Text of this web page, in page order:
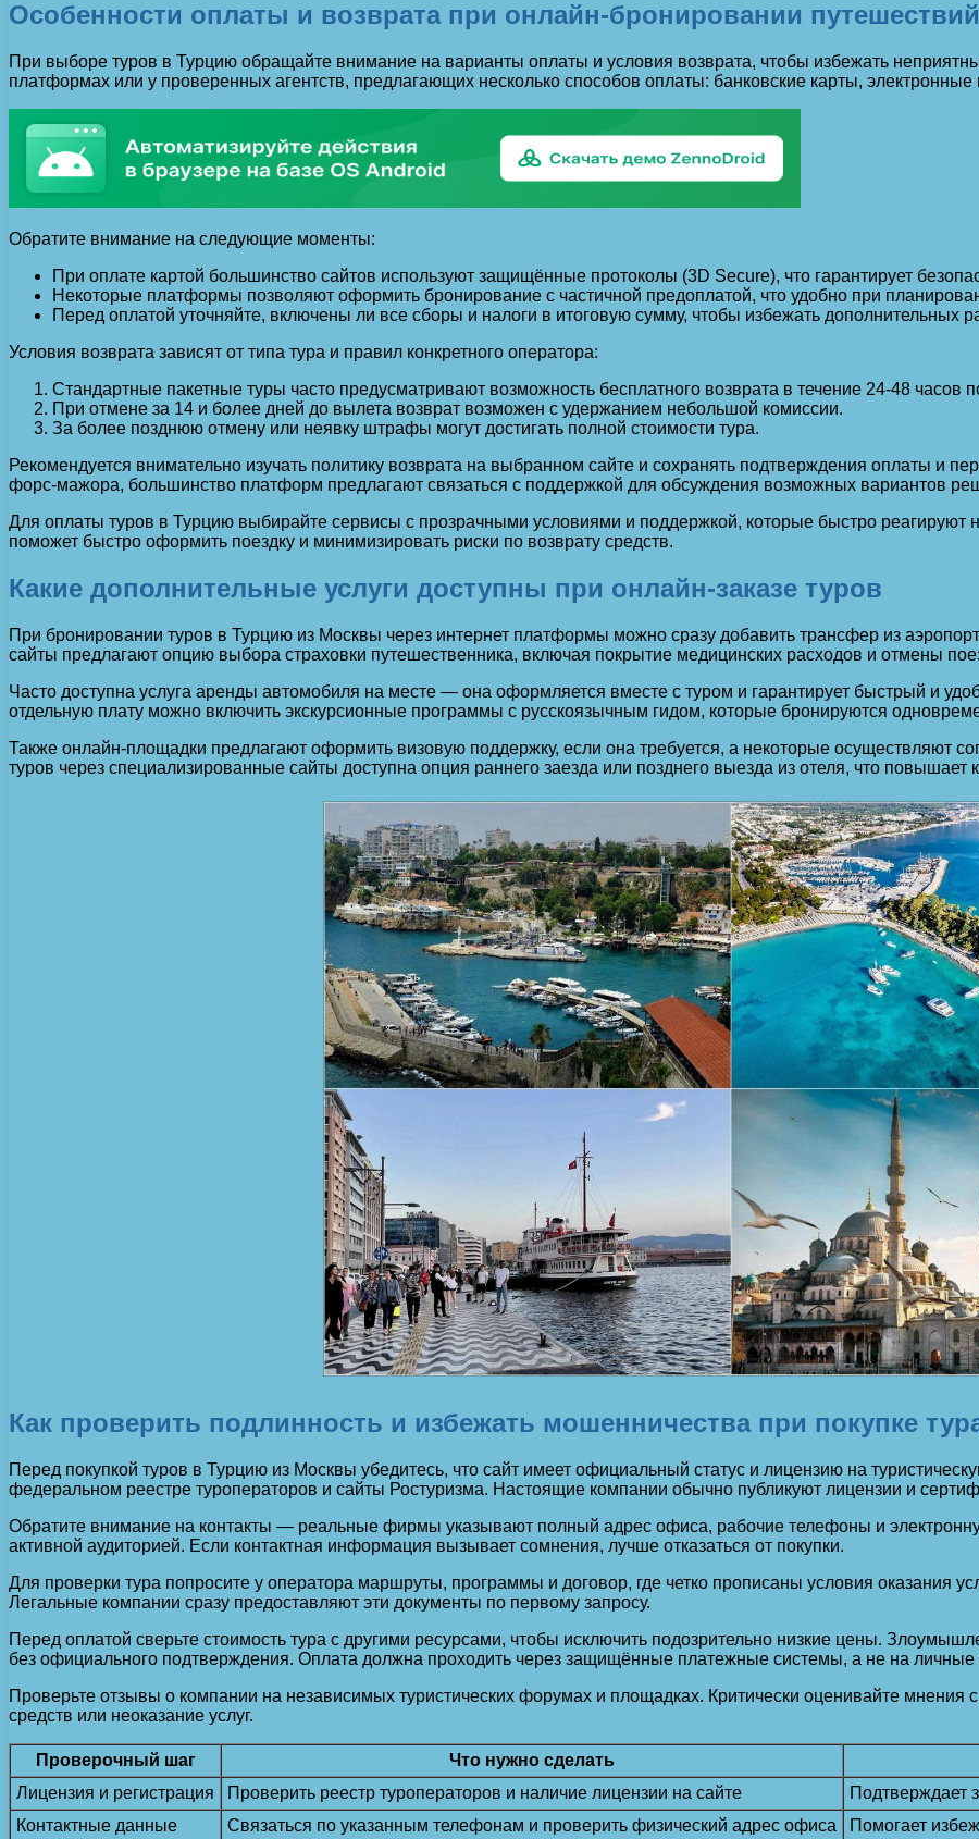
Особенности оплаты и возврата при онлайн-бронировании путешествий
При выборе туров в Турцию обращайте внимание на варианты оплаты и условия возврата, чтобы избежать
платформах или у проверенных агентств, предлагающих несколько способов оплаты: банковские карты,
Обратите внимание на следующие моменты:
При оплате картой большинство сайтов используют защищённые протоколы (3D Secure), что гарантирует
Некоторые платформы позволяют оформить бронирование с частичной предоплатой, что удобно при
Перед оплатой уточняйте, включены ли все сборы и налоги в итоговую сумму, чтобы избежать дополнительных
Условия возврата зависят от типа тура и правил конкретного оператора:
Стандартные пакетные туры часто предусматривают возможность бесплатного возврата в течение 24-48 часов
При отмене за 14 и более дней до вылета возврат возможен с удержанием небольшой комиссии.
За более позднюю отмену или неявку штрафы могут достигать полной стоимости тура.
Рекомендуется внимательно изучать политику возврата на выбранном сайте и сохранять подтверждения оплаты и
форс-мажора, большинство платформ предлагают связаться с поддержкой для обсуждения возможных вариантов
Для оплаты туров в Турцию выбирайте сервисы с прозрачными условиями и поддержкой, которые быстро реагируют
поможет быстро оформить поездку и минимизировать риски по возврату средств.
Какие дополнительные услуги доступны при онлайн-заказе туров
При бронировании туров в Турцию из Москвы через интернет платформы можно сразу добавить трансфер из
сайты предлагают опцию выбора страховки путешественника, включая покрытие медицинских расходов и отмены
Часто доступна услуга аренды автомобиля на месте — она оформляется вместе с туром и гарантирует быстрый и
отдельную плату можно включить экскурсионные программы с русскоязычным гидом, которые бронируются
Также онлайн-площадки предлагают оформить визовую поддержку, если она требуется, а некоторые осуществляют
туров через специализированные сайты доступна опция раннего заезда или позднего выезда из отеля, что
Как проверить подлинность и избежать мошенничества при покупке
Перед покупкой туров в Турцию из Москвы убедитесь, что сайт имеет официальный статус и лицензию на
федеральном реестре туроператоров и сайты Ростуризма. Настоящие компании обычно публикуют лицензии и
Обратите внимание на контакты — реальные фирмы указывают полный адрес офиса, рабочие телефоны и
активной аудиторией. Если контактная информация вызывает сомнения, лучше отказаться от покупки.
Для проверки тура попросите у оператора маршруты, программы и договор, где четко прописаны условия оказания
Легальные компании сразу предоставляют эти документы по первому запросу.
Перед оплатой сверьте стоимость тура с другими ресурсами, чтобы исключить подозрительно низкие цены.
без официального подтверждения. Оплата должна проходить через защищённые платежные системы, а не на
Проверьте отзывы о компании на независимых туристических форумах и площадках. Критически оценивайте
средств или неоказание услуг.
Проверочный шаг Что нужно сделать
Лицензия и регистрация
Проверить реестр туроператоров и наличие лицензии на сайте
Подтверждает
Контактные данные
Связаться по указанным телефонам и проверить физический адрес офиса Помогает